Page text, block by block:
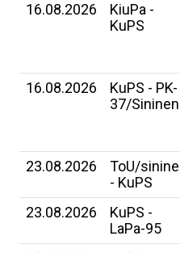
16.08.2026
KiuPa -
KuPS
16.08.2026
KuPS - PK-
37/Sininen
23.08.2026
ToU/
- KuPS
23.08.2026
KuPS -
LaPa-95